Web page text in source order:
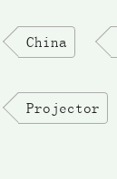
China
Projector